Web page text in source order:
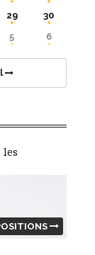
29
30
5 6
les